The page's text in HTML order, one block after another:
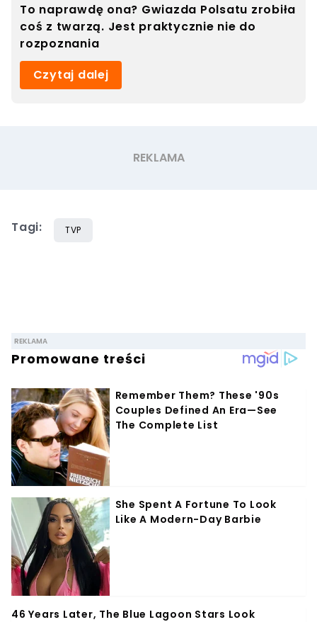
To naprawdę ona? Gwiazda Polsatu zrobiła
coś z twarzą. Jest praktycznie nie do
rozpoznania
Czytaj dalej
Tagi: TVP